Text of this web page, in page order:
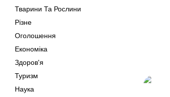
Тварини Та Рослини
Різне
Оголошення
Економіка
Здоров'я
Туризм
Наука